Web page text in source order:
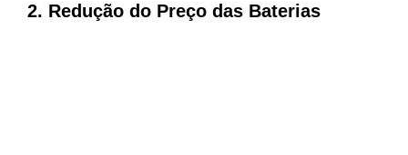
2. Redução do Preço das Baterias